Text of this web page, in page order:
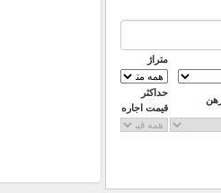
متراژ
حداکثر
قیمت اجاره